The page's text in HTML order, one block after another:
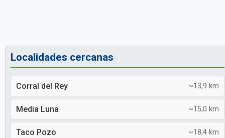
Localidades cercanas
Corral del Rey ~13,9 km
Media Luna ~15,0 km
Taco Pozo ~18,4 km